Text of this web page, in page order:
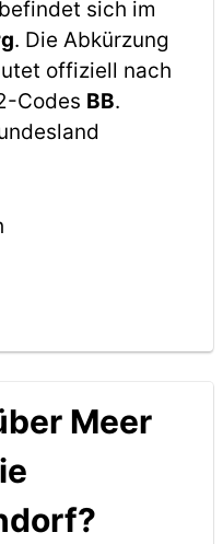
sich im
. Die Abkürzung
offiziell nach
Codes BB.
Meer